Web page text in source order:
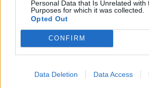
Personal Data that Is Unrelated with
Purposes for which it was collected.
Opted Out
CONFIRM
Data Deletion Data Access